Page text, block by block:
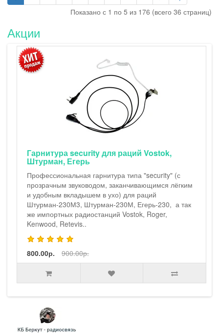
Показано с 1 по 5 из 176 (всего 36 страниц)
Акции
лёгким
а так
LiIon аккумуляторами и зарядным
устройством от USB
Егерь-230 - портативная FM Си-Би (27 МГц)
радиостанция в комплекте с 19-см и 42-см
антеннами, LiIon аккумуляторами и
устройством от USB. Вариант комплектации
радиостанции Егерь-230 с двумя антеннами
и 42-см с противовесом), съёмным
13500.00р. 16000.00р.